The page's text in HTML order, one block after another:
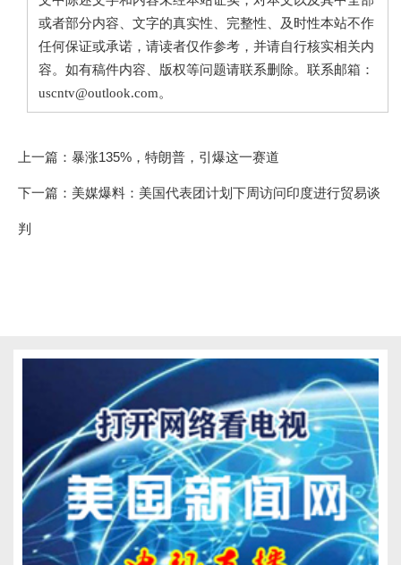
或者部分内容、文字的真实性、完整性、及时性本站不作
任何保证或承诺，请读者仅作参考，并请自行核实相关内
容。如有稿件内容、版权等问题请联系删除。联系邮箱：
uscntv@outlook.com。
上一篇： 暴涨135%，特朗普，引爆这一赛道
下一篇： 美媒爆料：美国代表团计划下周访问印度进行贸易谈
判